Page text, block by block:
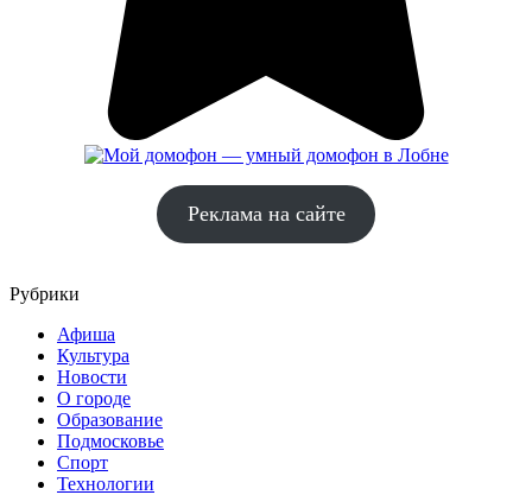
Реклама на сайте
Рубрики
Афиша
Культура
Новости
О городе
Образование
Подмосковье
Спорт
Технологии